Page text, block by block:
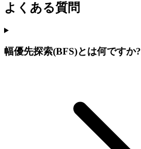
よくある質問
幅優先探索(BFS)とは何ですか?